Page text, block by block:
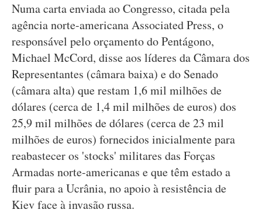
Numa carta enviada ao Congresso, citada pela
agência norte-americana Associated Press, o
responsável pelo orçamento do Pentágono,
Michael McCord, disse aos líderes da Câmara dos
Representantes (câmara baixa) e do Senado
(câmara alta) que restam 1,6 mil milhões de
dólares (cerca de 1,4 mil milhões de euros) dos
25,9 mil milhões de dólares (cerca de 23 mil
milhões de euros) fornecidos inicialmente para
reabastecer os 'stocks' militares das Forças
Armadas norte-americanas e que têm estado a
fluir para a Ucrânia, no apoio à resistência de
Kiev face à invasão russa.